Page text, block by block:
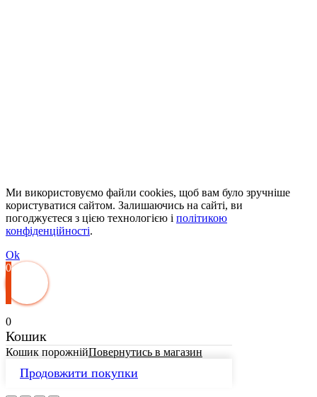
Ми використовуємо файли cookies, щоб вам було зручніше
користуватися сайтом. Залишаючись на сайті, ви
погоджуєтеся з цією технологією і політикою
конфіденційності.
Ok
0
0
Кошик
Кошик порожнійПовернутись в магазин
Продовжити покупки